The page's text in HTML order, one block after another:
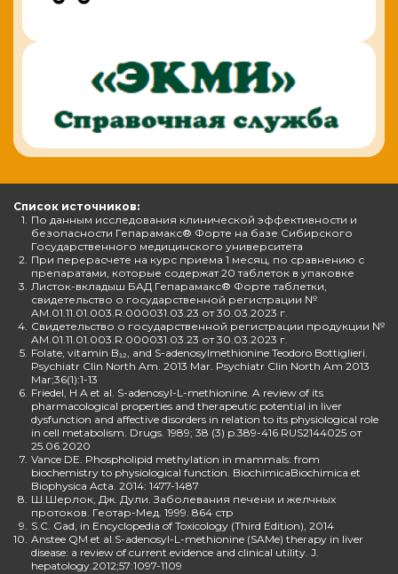
Список источников:
1. По данным исследования клинической эффективности и
безопасности Гепарамакс® Форте на базе Сибирского
Государственного медицинского университета
2. При перерасчете на курс приема 1 месяц, по сравнению с
препаратами, которые содержат 20 таблеток в упаковке
3. Листок-вкладыш БАД Гепарамакс® Форте таблетки,
свидетельство о государственной регистрации №
AM.01.11.01.003.R.000031.03.23 от 30.03.2023 г.
4. Свидетельство о государственной регистрации продукции №
AM.01.11.01.003.R.000031.03.23 от 30.03.2023 г.
5. Folate, vitamin B₁₂, and S-adenosylmethionine Teodoro Bottiglieri.
Psychiatr Clin North Am. 2013 Mar. Psychiatr Clin North Am 2013
Mar;36(1):1-13
6. Friedel, H A et al. S-adenosyl-L-methionine. A review of its
pharmacological properties and therapeutic potential in liver
dysfunction and affective disorders in relation to its physiological role
in cell metabolism. Drugs. 1989; 38 (3) p.389-416 RUS2144025 от
25.06.2020
7. Vance DE. Phospholipid methylation in mammals: from
biochemistry to physiological function. BiochimicaBiochimica et
Biophysica Acta. 2014: 1477-1487
8. Ш.Шерлок, Дж. Дули. Заболевания печени и желчных
протоков. Геотар-Мед. 1999. 864 стр
9. S.C. Gad, in Encyclopedia of Toxicology (Third Edition), 2014
10. Anstee QM et al.S-adenosyl-L-methionine (SAMe) therapy in liver
disease: a review of current evidence and clinical utility. J.
hepatology.2012;57:1097-1109